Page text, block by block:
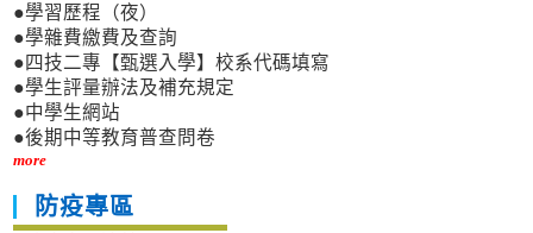
●學習歷程（夜）
●學雜費繳費及查詢
●四技二專【甄選入學】校系代碼填寫
●學生評量辦法及補充規定
●中學生網站
●後期中等教育普查問卷
more
防疫專區